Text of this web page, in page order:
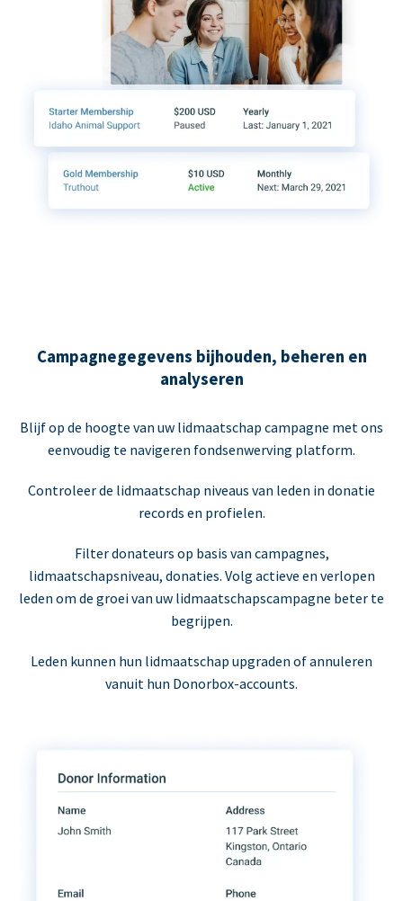
Campagnegegevens bijhouden, beheren en
analyseren
Blijf op de hoogte van uw lidmaatschap campagne met ons
eenvoudig te navigeren fondsenwerving platform.
Controleer de lidmaatschap niveaus van leden in donatie
records en profielen.
Filter donateurs op basis van campagnes,
lidmaatschapsniveau, donaties. Volg actieve en verlopen
leden om de groei van uw lidmaatschapscampagne beter te
begrijpen.
Leden kunnen hun lidmaatschap upgraden of annuleren
vanuit hun Donorbox-accounts.